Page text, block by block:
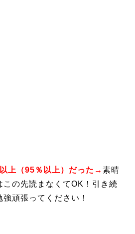
上（95％以上）だった→ 素晴
この先読まなくてOK！引き続
頑張ってください！